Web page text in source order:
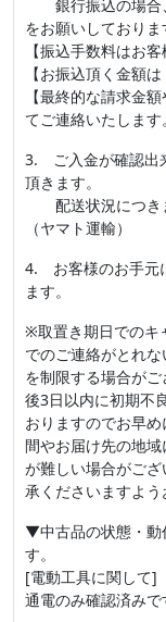
銀行振込の場合
をお願いしておりま
【振込手数料はお客
【お振込頂く金額
【最終的な請求金
てご連絡いたします
3. ご入金が確認出
頂きます。
配送状況につき
（ヤマト運輸）
4. お客様のお手元
ます。
※取置き期日でのキ
でのご連絡がとれ
を制限する場合が
後3日以内に初期不
おりますのでお早
間やお届け先の地
が難しい場合がご
承くださいますよう
▼中古品の状態・動
す。
[電動工具に関して]
通電のみ確認済みで